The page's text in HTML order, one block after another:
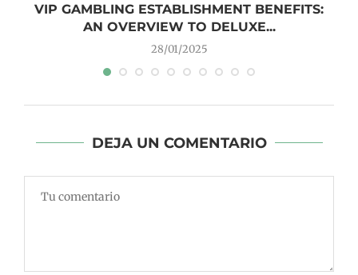
VIP GAMBLING ESTABLISHMENT BENEFITS:
AN OVERVIEW TO DELUXE...
28/01/2025
DEJA UN COMENTARIO